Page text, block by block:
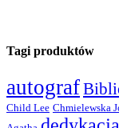
Tagi produktów
autograf
Child Lee Chmielewska